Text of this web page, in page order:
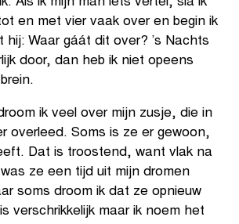
Als ik mijn man iets vertel, sla ik
en met vier vaak over en begin ik
hij: Waar gáát dit over? ’s Nachts
door, dan heb ik niet opeens
ik veel over mijn zusje, die in
overleed. Soms is ze er gewoon,
Dat is troostend, want vlak na
ze een tijd uit mijn dromen
soms droom ik dat ze opnieuw
verschrikkelijk maar ik noem het